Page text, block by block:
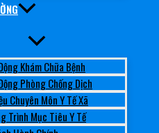
Khám Chữa Bệnh
Phòng Chống Dịch
Chuyên Môn Y Tế Xã
Trình Mục Tiêu Y Tế